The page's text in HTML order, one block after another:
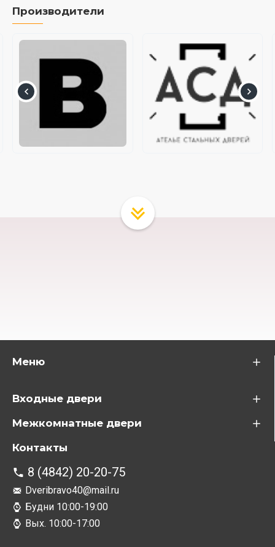
Производители
Меню
Входные двери
Межкомнатные двери
Контакты
8 (4842) 20-20-75
Dveribravo40@mail.ru
Будни 10:00-19:00
Вых. 10:00-17:00